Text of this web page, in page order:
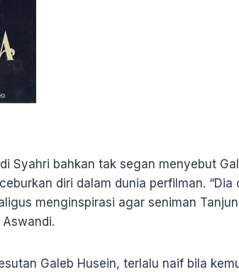
Syahri bahkan tak segan menyebut
diri dalam dunia perfilman. “Dia
menginspirasi agar seniman
Galeb Husein, terlalu naif bila